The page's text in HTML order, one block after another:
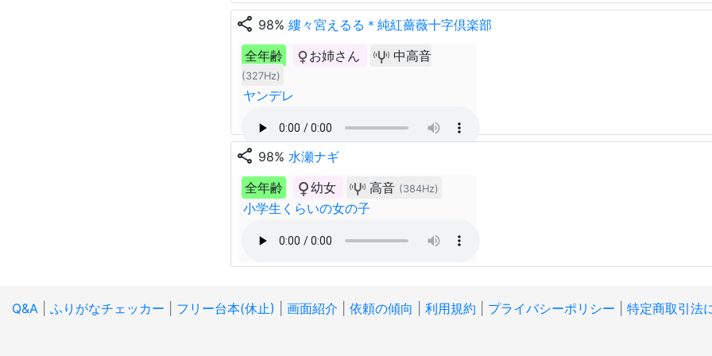
share 98% 縷々宮えるる＊純紅薔薇十字倶楽部
全年齢
お姉さん 中高音
(327Hz)
ヤンデレ
share 98% 水瀬ナギ
全年齢
幼女 高音 (384Hz)
小学生くらいの女の子
Q&A ふりがなチェッカー フリー台本(休止) 画面紹介 依頼の傾向 利用規約 プライバシーポリシー 特定商取引法